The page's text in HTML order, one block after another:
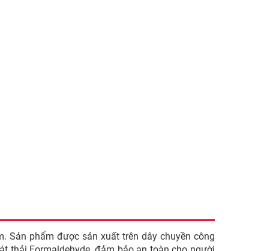
Sản phẩm được sản xuất trên dây chuyền công